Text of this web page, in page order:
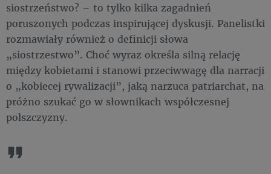
siostrzeństwo? – to tylko kilka zagadnień
poruszonych podczas inspirującej dyskusji. Panelistki
rozmawiały również o definicji słowa
„siostrzestwo”. Choć wyraz określa silną relację
między kobietami i stanowi przeciwwagę dla narracji
o „kobiecej rywalizacji”, jaką narzuca patriarchat, na
próżno szukać go w słownikach współczesnej
polszczyzny.